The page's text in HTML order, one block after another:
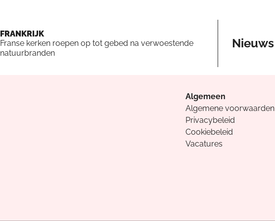
FRANKRIJK
Franse kerken roepen op tot gebed na verwoestende
natuurbranden
Nieuws
Algemeen
Algemene voorwaarden
Privacybeleid
Cookiebeleid
Vacatures